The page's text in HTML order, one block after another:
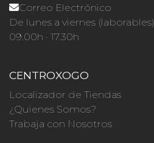
Correo Electrónico
De lunes a viernes (laborables)
09.00h · 17.30h
CENTROXOGO
Localizador de Tiendas
¿Quienes Somos?
Trabaja con Nosotros